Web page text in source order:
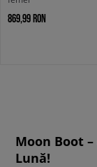
869,99 RON
Moon Boot
Lună!